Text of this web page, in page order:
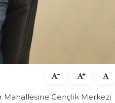
Mahallesine Gençlik Merkezi